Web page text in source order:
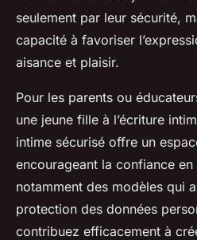
seulement par leur sécurité,
capacité à favoriser
aisance et plaisir.
Pour les parents ou
une jeune fille à l’écriture
intime sécurisé offre un
encourageant la confiance
notamment des modèles qui
protection des données
contribuez efficacement à